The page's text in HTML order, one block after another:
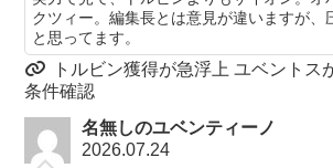
クツィー。編集長とは意見が違いますが、
と思ってます。
トルビン獲得が急浮上 ユベントス
条件確認
名無しのユベンティーノ
2026.07.24